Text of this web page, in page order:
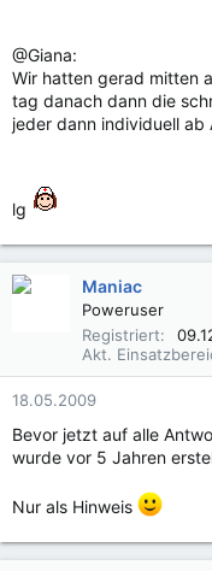
@Giana:
Wir hatten gerad mitten
tag danach dann die
jeder dann individuell ab
lg
Maniac
Poweruser
Registriert
Akt.
18.05.2009
Bevor jetzt auf alle
wurde vor 5 Jahren
Nur als Hinweis